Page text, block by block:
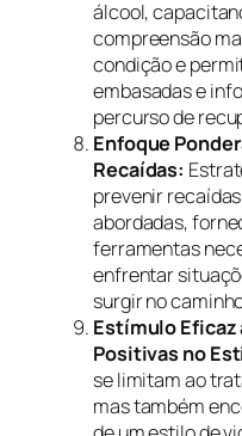
álcool,
compreensão
condição e
embasadas e
percurso de
Enfoque
Recaídas:
prevenir
abordadas,
ferramentas
enfrentar
surgir no
Estímulo Eficaz
Positivas no
se limitam ao
mas também